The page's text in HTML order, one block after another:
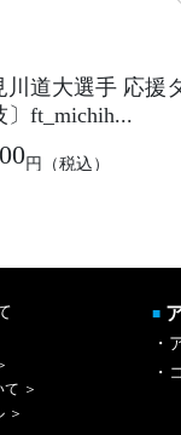
川道大選手 応援
〕ft_michih...
円 （税込）
＞
＞
■
・
・